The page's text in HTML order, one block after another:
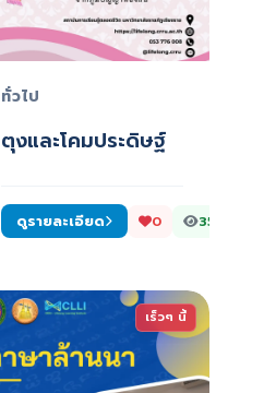
ทั่วไป
ตุงและโคมประดิษฐ์
ดูรายละเอียด 0 357
เร็วๆ นี้